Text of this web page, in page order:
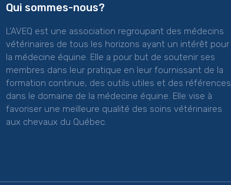
Qui sommes-nous?
L’AVEQ est une association regroupant des médecins
vétérinaires de tous les horizons ayant un intérêt pour
la médecine équine. Elle a pour but de soutenir ses
membres dans leur pratique en leur fournissant de la
formation continue, des outils utiles et des références
dans le domaine de la médecine équine. Elle vise à
favoriser une meilleure qualité des soins vétérinaires
aux chevaux du Québec.